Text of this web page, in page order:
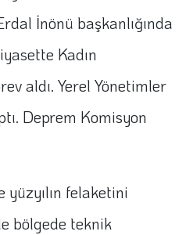
İnönü başkanlığında
Kadın
aldı. Yerel Yönetimler
Deprem Komisyon
yüzyılın felaketini
bölgede teknik